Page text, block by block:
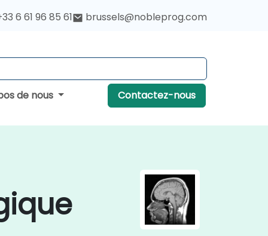
6 61 96 85 61 brussels@nobleprog.com
de nous Contactez-nous